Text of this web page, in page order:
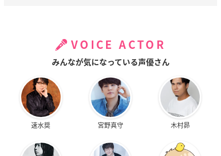
VOICE ACTOR
みんなが気になっている声優さん
速水奨 宮野真守 木村昴